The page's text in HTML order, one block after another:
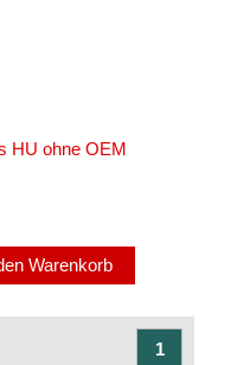
HU ohne OEM
Warenkorb
1